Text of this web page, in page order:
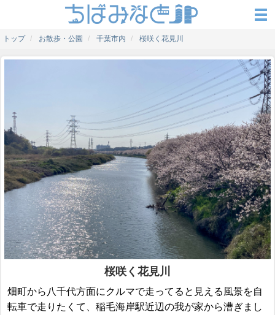
トップ お散歩・公園 千葉市内 桜咲く花見川
桜咲く花見川
畑町から八千代方面にクルマで走ってると見える風景を自
転車で走りたくて、稲毛海岸駅近辺の我が家から漕ぎまし